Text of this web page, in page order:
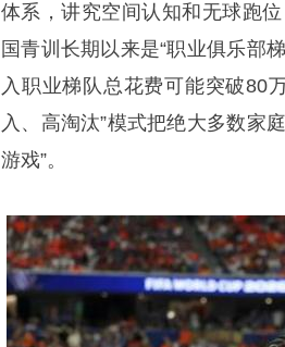
体系，讲究空间认知和无球跑
国青训长期以来是“职业俱乐部
入职业梯队总花费可能突破80
入、高淘汰”模式把绝大多数家
游戏”。